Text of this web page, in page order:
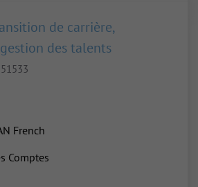
de carrière,
des talents
51533
French
Comptes